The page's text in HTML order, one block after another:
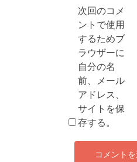
次回のコメ
ントで使用
するためブ
ラウザーに
自分の名
前、メール
アドレス、
サイトを保
存する。